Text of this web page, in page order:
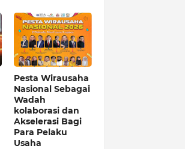
Pesta Wirausaha
Nasional Sebagai
Wadah
kolaborasi dan
Akselerasi Bagi
Para Pelaku
Usaha